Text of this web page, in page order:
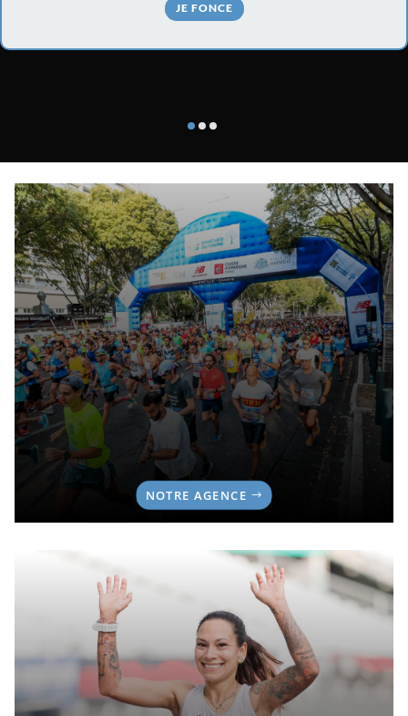
JE FONCE
NOTRE AGENCE